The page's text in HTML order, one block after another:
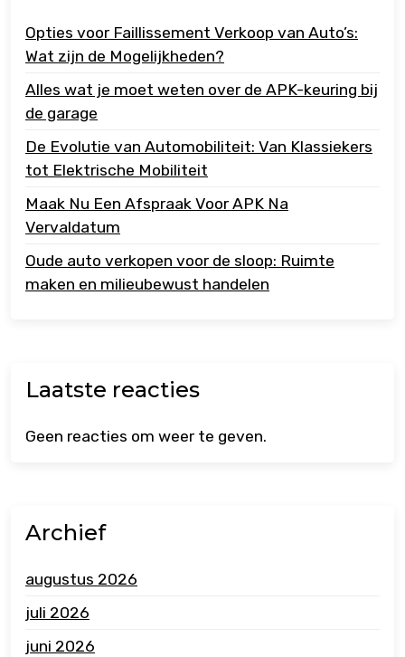
Opties voor Faillissement Verkoop van Auto’s:
Wat zijn de Mogelijkheden?
Alles wat je moet weten over de APK-keuring bij
de garage
De Evolutie van Automobiliteit: Van Klassiekers
tot Elektrische Mobiliteit
Maak Nu Een Afspraak Voor APK Na
Vervaldatum
Oude auto verkopen voor de sloop: Ruimte
maken en milieubewust handelen
Laatste reacties
Geen reacties om weer te geven.
Archief
augustus 2026
juli 2026
juni 2026